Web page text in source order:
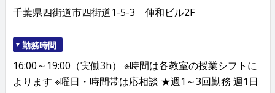
千葉県四街道市四街道1-5-3 伸和ビル2F
勤務時間
16:00～19:00（実働3h） ※時間は各教室の授業シフトに
よります ※曜日・時間帯は応相談 ★週1～3回勤務 週1日